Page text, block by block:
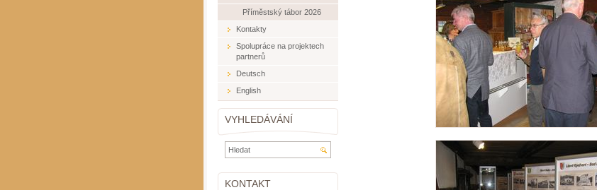
Příměstský tábor 2026
Kontakty
Spolupráce na projektech
partnerů
Deutsch
English
VYHLEDÁVÁNÍ
KONTAKT